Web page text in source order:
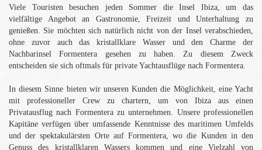
Viele Touristen besuchen jeden Sommer die Insel Ibiza, um das
vielfältige Angebot an Gastronomie, Freizeit und Unterhaltung zu
genießen. Sie möchten sich natürlich nicht von der Insel verabschieden,
ohne zuvor auch das kristallklare Wasser und den Charme der
Nachbarinsel Formentera gesehen zu haben. Zu diesem Zweck
entscheiden sie sich oftmals für private Yachtausflüge nach Formentera.
In diesem Sinne bieten wir unseren Kunden die Möglichkeit, eine Yacht
mit professioneller Crew zu chartern, um von Ibiza aus einen
Privatausflug nach Formentera zu unternehmen. Unsere professionellen
Kapitäne verfügen über umfassende Kenntnisse des maritimen Umfelds
und der spektakulärsten Orte auf Formentera, wo die Kunden in den
Genuss des kristallklaren Wassers kommen und eine Vielzahl von